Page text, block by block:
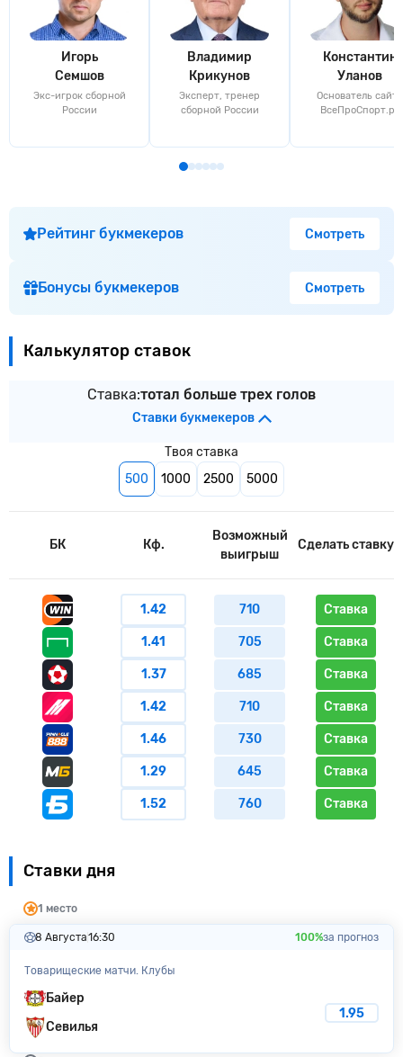
Игорь
Семшов
Экс-игрок сборной
России
Владимир
Крикунов
Эксперт, тренер
сборной России
Константин
Уланов
Основатель сайта
ВсеПроСпорт.ру
Рейтинг букмекеров Смотреть
Бонусы букмекеров Смотреть
Калькулятор ставок
Ставка:тотал больше трех голов
Ставки букмекеров
Твоя ставка
500
1000 2500 5000
БК Кф.
Возможный
выигрыш
Сделать ставку
1.42 710 Ставка
1.41 705 Ставка
1.37 685 Ставка
1.42 710 Ставка
1.46 730 Ставка
1.29 645 Ставка
1.52 760 Ставка
Ставки дня
1 место
8 Августа16:30 100%за прогноз
Товарищеские матчи. Клубы
Байер
Севилья
1.95